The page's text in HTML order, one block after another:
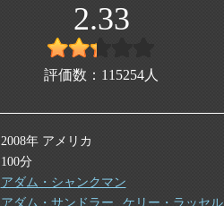
2.33
評価数： 115254 人
2008年 アメリカ
100分
アダム・シャンクマン
アダム・サンドラー ケリー・ラッセル